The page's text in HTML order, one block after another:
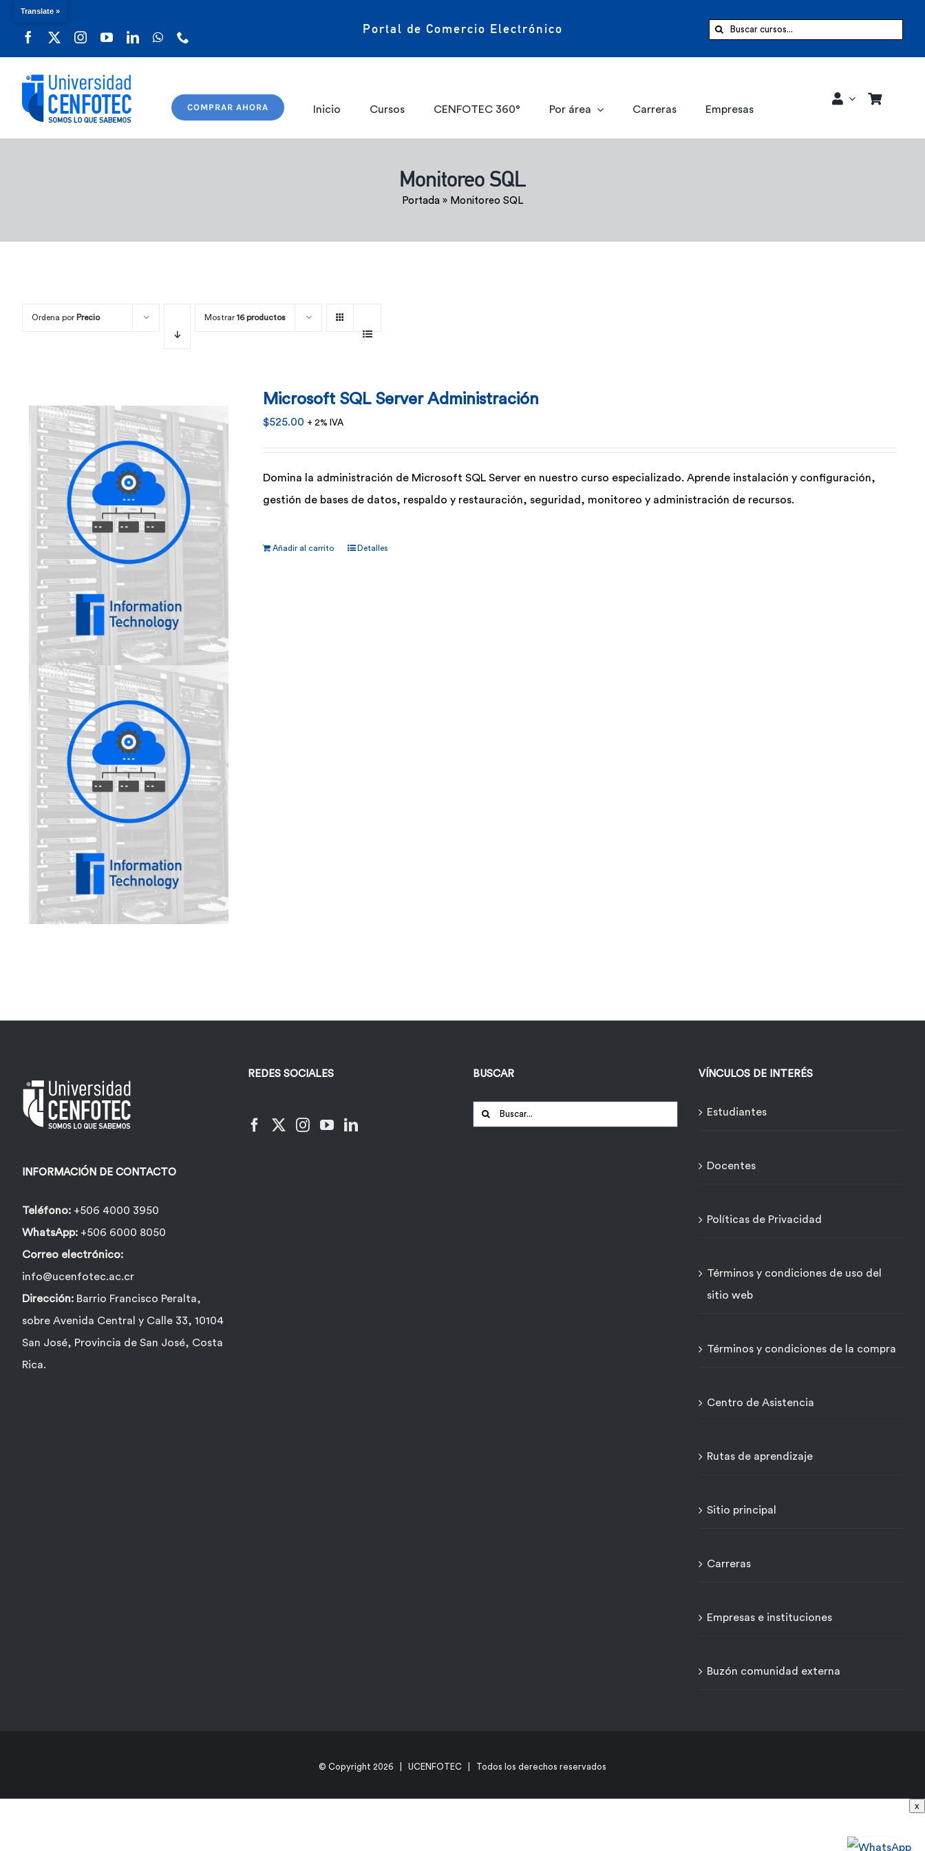
Portal de Comercio Electrónico Buscar:
COMPRAR AHORA Inicio Cursos CENFOTEC 360° Por área Carreras Empresas
Monitoreo SQL
Portada» Monitoreo SQL
Ordena por Precio Mostrar 16 productos
Microsoft SQL Server Administración
$525.00 + 2% IVA
Domina la administración de Microsoft SQL Server en nuestro curso especializado. Aprende instalación y configuración,
gestión de bases de datos, respaldo y restauración, seguridad, monitoreo y administración de recursos.
Añadir al carrito Detalles
INFORMACIÓN DE CONTACTO
Teléfono: +506 4000 3950
WhatsApp: +506 6000 8050
Correo electrónico:
info@ucenfotec.ac.cr
Dirección: Barrio Francisco Peralta,
sobre Avenida Central y Calle 33, 10104
San José, Provincia de San José, Costa
Rica.
REDES SOCIALES BUSCAR
Buscar:
VÍNCULOS DE INTERÉS
Estudiantes
Docentes
Políticas de Privacidad
Términos y condiciones de uso del
sitio web
Términos y condiciones de la compra
Centro de Asistencia
Rutas de aprendizaje
Sitio principal
Carreras
Empresas e instituciones
Buzón comunidad externa
© Copyright 2026 | UCENFOTEC | Todos los derechos reservados
Translate »
x